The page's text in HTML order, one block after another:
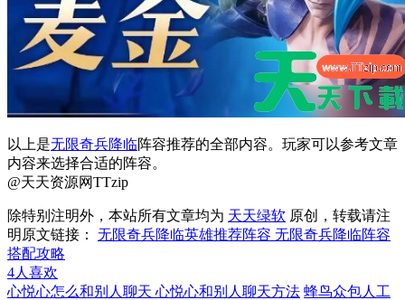
以上是无限奇兵降临阵容推荐的全部内容。玩家可以参考文章
内容来选择合适的阵容。
@天天资源网TTzip
除特别注明外，本站所有文章均为 天天绿软 原创，转载请注
明原文链接： 无限奇兵降临英雄推荐阵容 无限奇兵降临阵容
搭配攻略
4人喜欢
心悦心怎么和别人聊天 心悦心和别人聊天方法 蜂鸟众包人工